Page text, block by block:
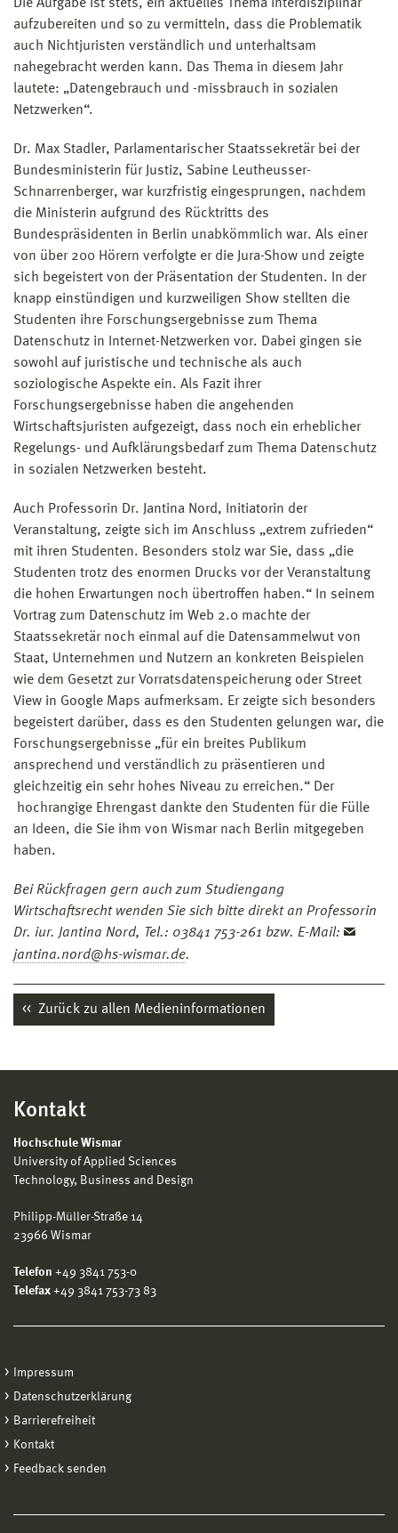
Die Aufgabe ist stets, ein aktuelles Thema interdisziplinär
aufzubereiten und so zu vermitteln, dass die Problematik
auch Nichtjuristen verständlich und unterhaltsam
nahegebracht werden kann. Das Thema in diesem Jahr
lautete: „Datengebrauch und -missbrauch in sozialen
Netzwerken“.
Dr. Max Stadler, Parlamentarischer Staatssekretär bei der
Bundesministerin für Justiz, Sabine Leutheusser-
Schnarrenberger, war kurzfristig eingesprungen, nachdem
die Ministerin aufgrund des Rücktritts des
Bundespräsidenten in Berlin unabkömmlich war. Als einer
von über 200 Hörern verfolgte er die Jura-Show und zeigte
sich begeistert von der Präsentation der Studenten. In der
knapp einstündigen und kurzweiligen Show stellten die
Studenten ihre Forschungsergebnisse zum Thema
Datenschutz in Internet-Netzwerken vor. Dabei gingen sie
sowohl auf juristische und technische als auch
soziologische Aspekte ein. Als Fazit ihrer
Forschungsergebnisse haben die angehenden
Wirtschaftsjuristen aufgezeigt, dass noch ein erheblicher
Regelungs- und Aufklärungsbedarf zum Thema Datenschutz
in sozialen Netzwerken besteht.
Auch Professorin Dr. Jantina Nord, Initiatorin der
Veranstaltung, zeigte sich im Anschluss „extrem zufrieden“
mit ihren Studenten. Besonders stolz war Sie, dass „die
Studenten trotz des enormen Drucks vor der Veranstaltung
die hohen Erwartungen noch übertroffen haben.“ In seinem
Vortrag zum Datenschutz im Web 2.0 machte der
Staatssekretär noch einmal auf die Datensammelwut von
Staat, Unternehmen und Nutzern an konkreten Beispielen
wie dem Gesetzt zur Vorratsdatenspeicherung oder Street
View in Google Maps aufmerksam. Er zeigte sich besonders
begeistert darüber, dass es den Studenten gelungen war, die
Forschungsergebnisse „für ein breites Publikum
ansprechend und verständlich zu präsentieren und
gleichzeitig ein sehr hohes Niveau zu erreichen.“ Der
hochrangige Ehrengast dankte den Studenten für die Fülle
an Ideen, die Sie ihm von Wismar nach Berlin mitgegeben
haben.
Bei Rückfragen gern auch zum Studiengang
Wirtschaftsrecht wenden Sie sich bitte direkt an Professorin
Dr. iur. Jantina Nord, Tel.: 03841 753-261 bzw. E-Mail:
jantina.nord@hs-wismar.de.
Zurück zu allen Medieninformationen
Kontakt
Hochschule Wismar
University of Applied Sciences
Technology, Business and Design
Philipp-Müller-Straße 14
23966 Wismar
Telefon +49 3841 753-0
Telefax +49 3841 753-73 83
Impressum
Datenschutzerklärung
Barrierefreiheit
Kontakt
Feedback senden